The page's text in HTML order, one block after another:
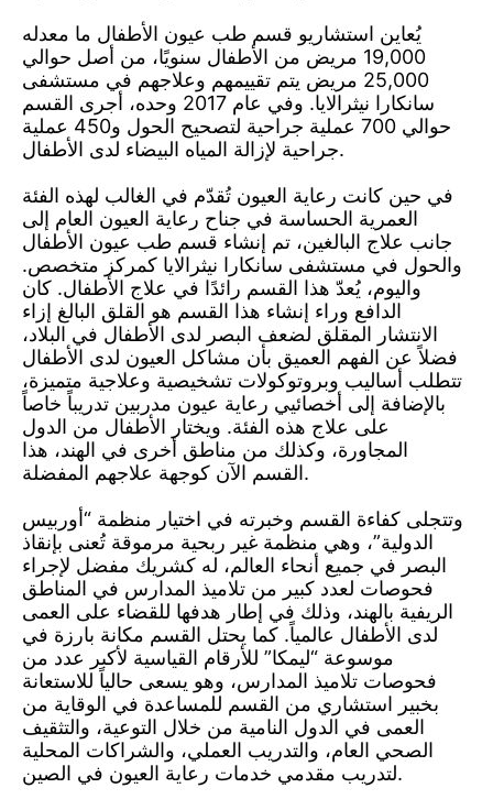
يُعاين استشاريو قسم طب عيون الأطفال ما معدله
19,000 مريض من الأطفال سنويًا، من أصل حوالي
25,000 مريض يتم تقييمهم وعلاجهم في مستشفى
سانكارا نيثرالايا. وفي عام 2017 وحده، أجرى القسم
حوالي 700 عملية جراحية لتصحيح الحول و450 عملية
جراحية لإزالة المياه البيضاء لدى الأطفال.
في حين كانت رعاية العيون تُقدّم في الغالب لهذه الفئة
العمرية الحساسة في جناح رعاية العيون العام إلى
جانب علاج البالغين، تم إنشاء قسم طب عيون الأطفال
والحول في مستشفى سانكارا نيثرالايا كمركز متخصص.
واليوم، يُعدّ هذا القسم رائدًا في علاج الأطفال. كان
الدافع وراء إنشاء هذا القسم هو القلق البالغ إزاء
الانتشار المقلق لضعف البصر لدى الأطفال في البلاد،
فضلاً عن الفهم العميق بأن مشاكل العيون لدى الأطفال
تتطلب أساليب وبروتوكولات تشخيصية وعلاجية متميزة،
بالإضافة إلى أخصائيي رعاية عيون مدربين تدريباً خاصاً
على علاج هذه الفئة. ويختار الأطفال من الدول
المجاورة، وكذلك من مناطق أخرى في الهند، هذا
القسم الآن كوجهة علاجهم المفضلة.
وتتجلى كفاءة القسم وخبرته في اختيار منظمة “أوربيس
الدولية”، وهي منظمة غير ربحية مرموقة تُعنى بإنقاذ
البصر في جميع أنحاء العالم، له كشريك مفضل لإجراء
فحوصات لعدد كبير من تلاميذ المدارس في المناطق
الريفية بالهند، وذلك في إطار هدفها للقضاء على العمى
لدى الأطفال عالمياً. كما يحتل القسم مكانة بارزة في
موسوعة “ليمكا” للأرقام القياسية لأكبر عدد من
فحوصات تلاميذ المدارس، وهو يسعى حالياً للاستعانة
بخبير استشاري من القسم للمساعدة في الوقاية من
العمى في الدول النامية من خلال التوعية، والتثقيف
الصحي العام، والتدريب العملي، والشراكات المحلية
لتدريب مقدمي خدمات رعاية العيون في الصين.